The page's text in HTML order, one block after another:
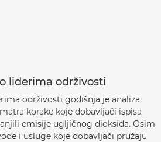
liderima održivosti
održivosti godišnja je analiza
korake koje dobavljači ispisa
emisije ugljičnog dioksida. Osim
i usluge koje dobavljači pružaju